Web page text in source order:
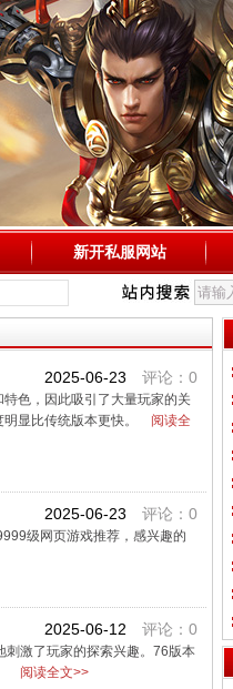
新开私服网站
2025-06-23 评论：0
色，因此吸引了大量玩家的关
显比传统版本更快。
阅读全
2025-06-23 评论：0
级网页游戏推荐，感兴趣的
2025-06-12 评论：0
激了玩家的探索兴趣。76版本
阅读全文>>